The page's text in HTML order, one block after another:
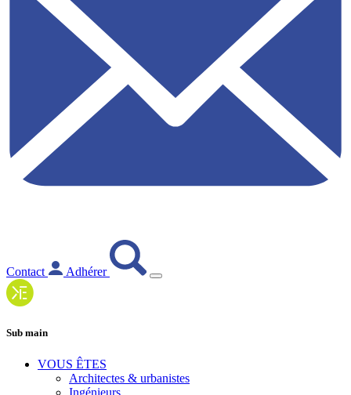
Contact Adhérer
Sub main
VOUS ÊTES
Architectes & urbanistes
Ingénieurs